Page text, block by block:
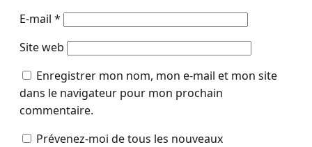
E-mail *
Site web
Enregistrer mon nom, mon e-mail et mon site
dans le navigateur pour mon prochain
commentaire.
Prévenez-moi de tous les nouveaux